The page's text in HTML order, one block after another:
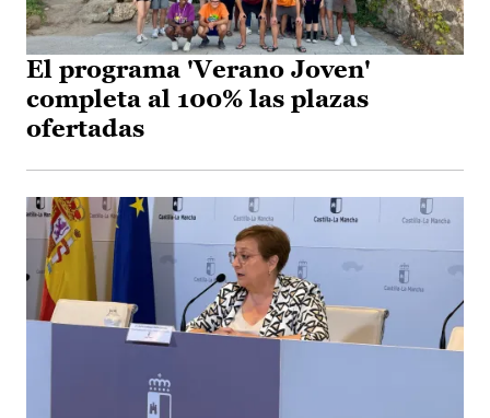
El programa 'Verano Joven'
completa al 100% las plazas
ofertadas